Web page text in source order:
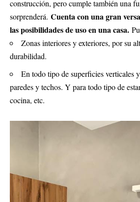
construcción, pero cumple también una
sorprenderá. Cuenta con una gran
las posibilidades de uso en una casa.
Zonas interiores y exteriores, por su
durabilidad.
En todo tipo de superficies verticales
paredes y techos. Y para todo tipo de
cocina, etc.